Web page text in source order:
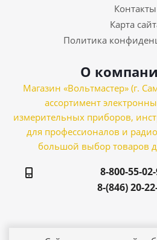
Контакты
Карта
Политика
О
Магазин «Вольтмастер» (г.
ассортимент
измерительных приборов,
для профессионалов и
большой выбор товаров
8-800-55-
8-(846) 20-